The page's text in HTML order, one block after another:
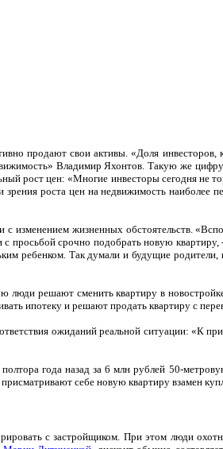
продают свои активы. «Доля
Владимир Яхонтов. Такую же цифру
рост цен: «Многие инвесторы сегодня не
роста цен на недвижимость наиболее
изменением жизненных обстоятельств.
просьбой срочно подобрать новую
ребенком. Так думали и будущие
люди решают сменить квартиру в
ипотеку и решают продать квартиру с
ожиданий реальной ситуации: «К
года назад за 6 млн рублей 50-
себе новую квартиру взамен
с застройщиком. При этом люди